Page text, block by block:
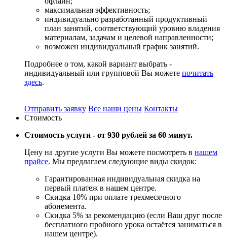
максимальная эффективность;
индивидуально разработанный продуктивный
план занятий, соответствующий уровню владения
материалам, задачам и целевой направленности;
возможен индивидуальный график занятий.
Подробнее о том, какой вариант выбрать -
индивидуальный или групповой Вы можете почитать
здесь.
Отправить заявку Все наши цены Контакты
Стоимость
Стоимость услуги - от 930 рублей за 60 минут.
Цену на другие услуги Вы можете посмотреть в нашем
прайсе. Мы предлагаем следующие виды скидок:
Гарантированная индивидуальная скидка на
первый платеж в нашем центре.
Скидка 10% при оплате трехмесячного
абонемента.
Скидка 5% за рекомендацию (если Ваш друг после
бесплатного пробного урока остаётся заниматься в
нашем центре).